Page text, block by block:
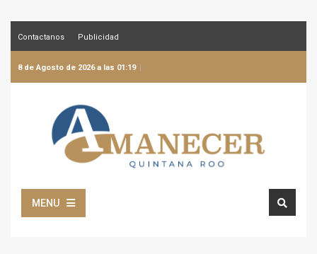
Contactanos Publicidad
8 de Agosto de 2026 a las 01:19
MENU